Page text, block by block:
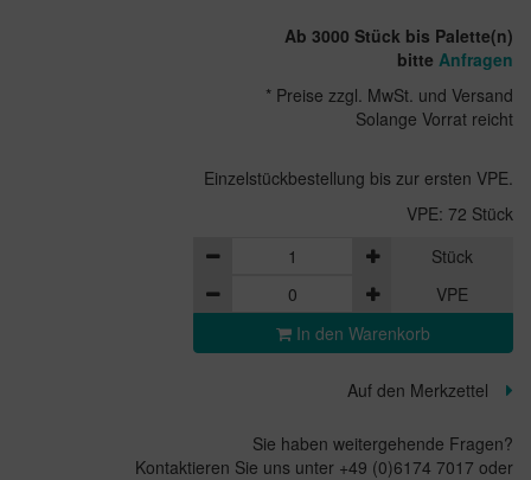
Ab 3000 Stück bis Palette(n)
bitte Anfragen
* Preise zzgl. MwSt. und Versand
Solange Vorrat reicht
Einzelstückbestellung bis zur ersten VPE.
VPE: 72 Stück
Stück
VPE
In den Warenkorb
Auf den Merkzettel
Sie haben weitergehende Fragen?
Kontaktieren Sie uns unter +49 (0)6174 7017 oder